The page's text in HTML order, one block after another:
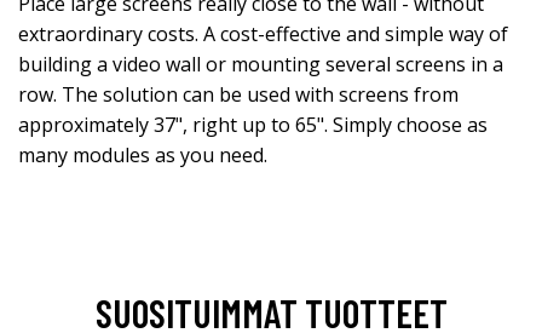
extraordinary costs. A cost-effective and simple way of
building a video wall or mounting several screens in a
row. The solution can be used with screens from
approximately 37", right up to 65". Simply choose as
many modules as you need.
SUOSITUIMMAT TUOTTEET